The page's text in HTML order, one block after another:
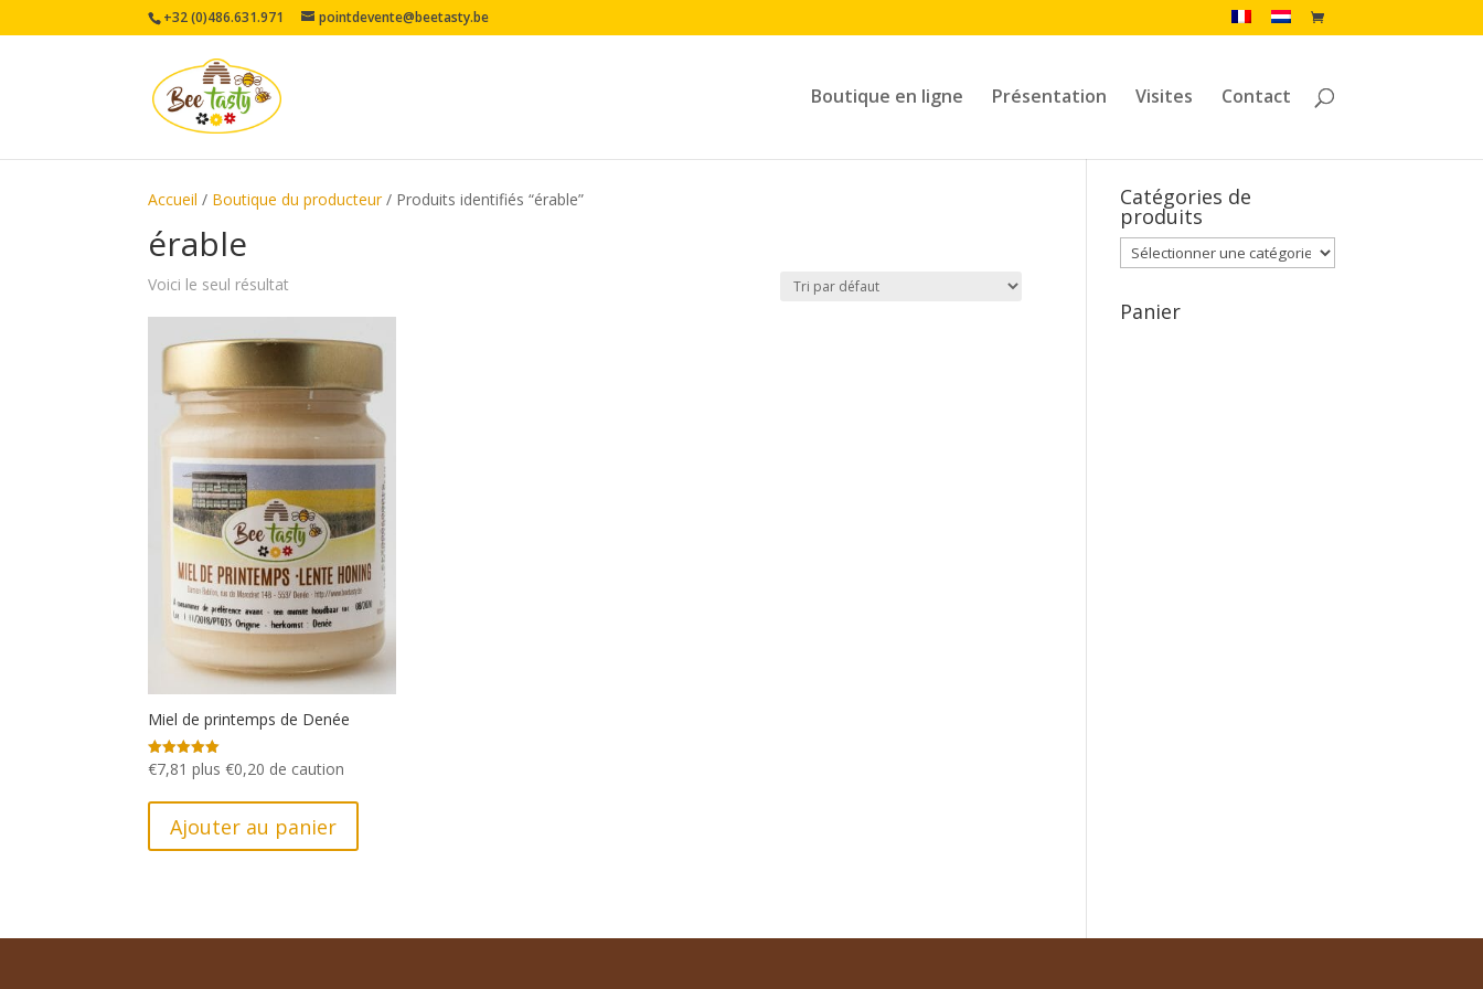
+32 (0)486.631.971 pointdevente@beetasty.be
Boutique en ligne Présentation Visites Contact
Accueil / Boutique du producteur/ Produits identifiés “érable”
érable
Voici le seul résultat
Miel de printemps de Denée
Note
5.00
€7,81 plus€0,20 de caution
Ajouter au panier
Catégories de
produits
Panier